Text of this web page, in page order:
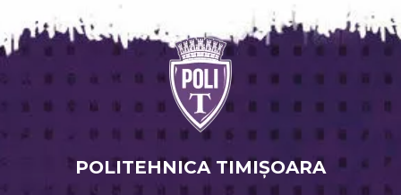
POLITEHNICA TIMIŞOARA